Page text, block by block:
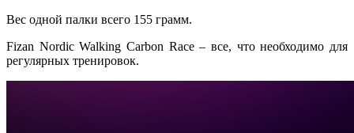
Вес одной палки всего 155 грамм.
Fizan Nordic Walking Carbon Race – все, что необходимо для
регулярных тренировок.